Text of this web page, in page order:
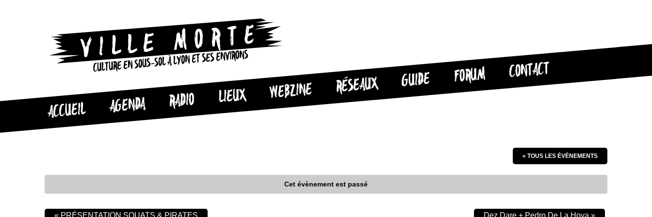
CULTURE EN SOUS-SOL À LYON ET SES ENVIRONS
ACCUEIL AGENDA RADIO LIEUX WEBZINE RÉSEAUX GUIDE FORUM CONTACT
« TOUS LES ÉVÈNEMENTS
Cet évènement est passé
« PRÉSENTATION SQUATS & PIRATES Dez Dare + Pedro De La Hoya »